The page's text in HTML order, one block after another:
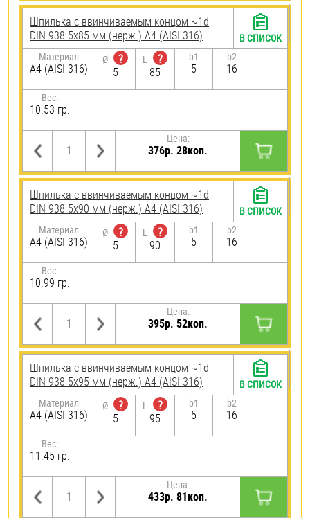
Шпилька c ввинчиваемым концом ~1d
DIN 938 5х85 мм (нерж.) A4 (AISI 316)
Материал
A4 (AISI 316)
Ø
?
5
L
?
85
b1
5
b2
16
Вес:
10.53 гр.
Цена:
376р. 28коп.
В СПИСОК
Шпилька c ввинчиваемым концом ~1d
DIN 938 5х90 мм (нерж.) A4 (AISI 316)
Материал
A4 (AISI 316)
Ø
?
5
L
?
90
b1
5
b2
16
Вес:
10.99 гр.
Цена:
395р. 52коп.
В СПИСОК
Шпилька c ввинчиваемым концом ~1d
DIN 938 5х95 мм (нерж.) A4 (AISI 316)
Материал
A4 (AISI 316)
Ø
?
5
L
?
95
b1
5
b2
16
Вес:
11.45 гр.
Цена:
433р. 81коп.
В СПИСОК